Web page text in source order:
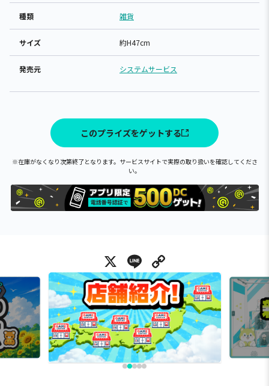
種類 雑貨
サイズ 約H47cm
発売元 システムサービス
このプライズをゲットする
※在庫がなくなり次第終了となります。サービスサイトで実際の取り扱いを確認してくださ
い。
X Line